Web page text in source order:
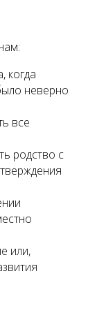
когда
неверно
все
родство с
или,